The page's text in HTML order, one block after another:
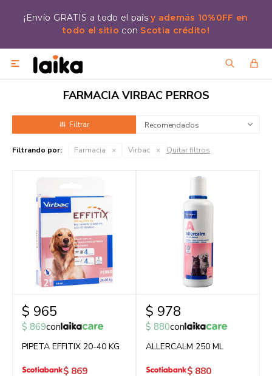
¡Envío GRATIS a todo el paísy además 10%0FF en
todo el sitio con Scotia crédito!

FARMACIA VIRBAC PERROS
Recomendados
Filtrando por: Farmacia Virbac Quitar filtros
$ 965
$ 869con
PIPETA EFFITIX 20-40 KG
$ 869
$ 978
$ 880con
ALLERCALM 250 ML
$ 880